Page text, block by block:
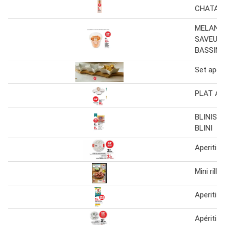
SAVEUR
Set
PLAT
BLINIS
BLINI
Aperitif
Mini
Aperitif
Apéritif